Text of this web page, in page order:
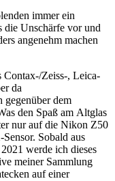
immer ein
die Unschärfe vor und
angenehm machen
Contax-/Zeiss-, Leica-
da
gegenüber dem
den Spaß am Altglas
nur auf die Nikon Z50
Sobald aus
werde ich dieses
meiner Sammlung
auf einer